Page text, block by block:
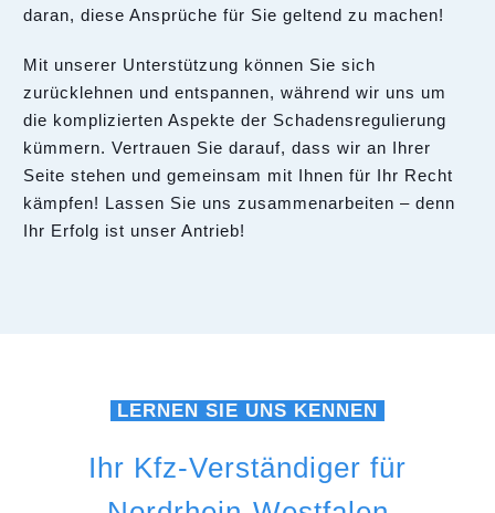
daran, diese Ansprüche für Sie geltend zu machen!
Mit unserer Unterstützung können Sie sich
zurücklehnen und entspannen, während wir uns um
die komplizierten Aspekte der Schadensregulierung
kümmern. Vertrauen Sie darauf, dass wir an Ihrer
Seite stehen und gemeinsam mit Ihnen für Ihr Recht
kämpfen! Lassen Sie uns zusammenarbeiten – denn
Ihr Erfolg ist unser Antrieb!
LERNEN SIE UNS KENNEN
Ihr Kfz-Verständiger für